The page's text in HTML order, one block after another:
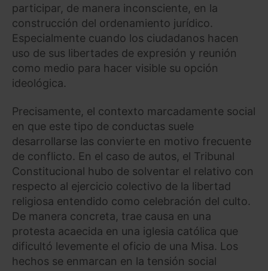
participar, de manera inconsciente, en la
construcción del ordenamiento jurídico.
Especialmente cuando los ciudadanos hacen
uso de sus libertades de expresión y reunión
como medio para hacer visible su opción
ideológica.
Precisamente, el contexto marcadamente social
en que este tipo de conductas suele
desarrollarse las convierte en motivo frecuente
de conflicto. En el caso de autos, el Tribunal
Constitucional hubo de solventar el relativo con
respecto al ejercicio colectivo de la libertad
religiosa entendido como celebración del culto.
De manera concreta, trae causa en una
protesta acaecida en una iglesia católica que
dificultó levemente el oficio de una Misa. Los
hechos se enmarcan en la tensión social